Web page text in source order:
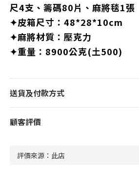
尺4支、籌碼80片、麻將毯1張
✦皮箱尺寸：48*28*10cm
✦麻將材質：壓克力
✦重量：8900公克(土500)
送貨及付款方式
顧客評價